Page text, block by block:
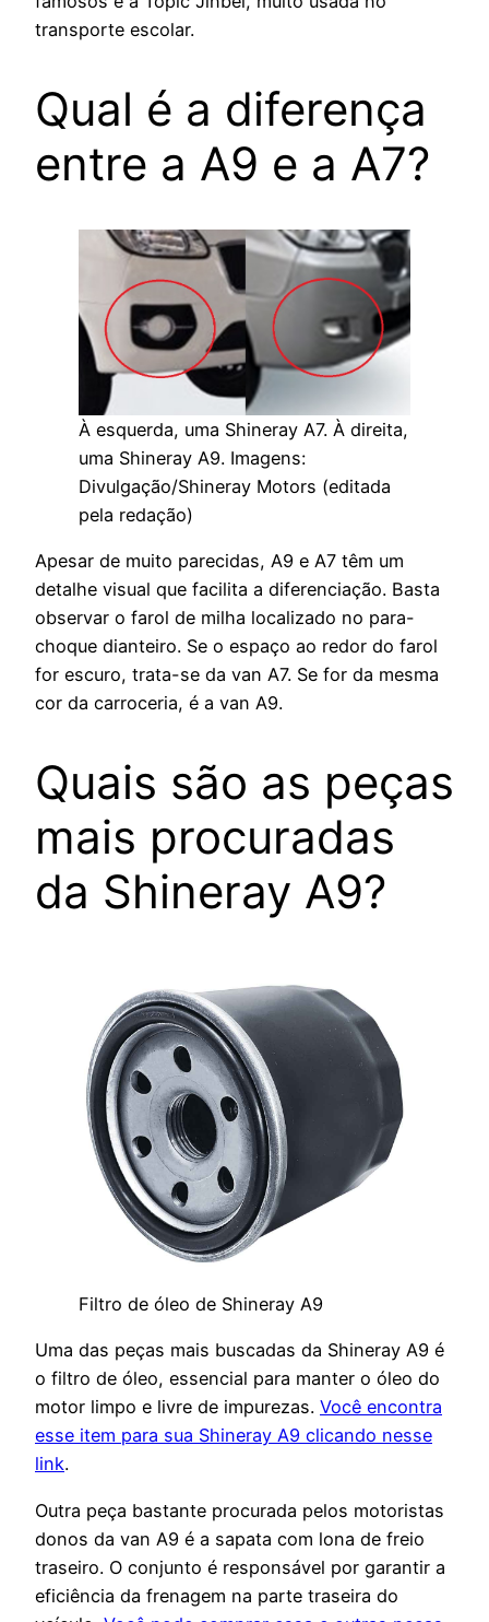
transporte escolar.
Qual é a diferença
entre a A9 e a A7?
À esquerda, uma Shineray A7. À direita,
uma Shineray A9. Imagens:
Divulgação/Shineray Motors (editada
pela redação)
Apesar de muito parecidas, A9 e A7 têm um
detalhe visual que facilita a diferenciação. Basta
observar o farol de milha localizado no para-
choque dianteiro. Se o espaço ao redor do farol
for escuro, trata-se da van A7. Se for da mesma
cor da carroceria, é a van A9.
Quais são as peças
mais procuradas
da Shineray A9?
Filtro de óleo de Shineray A9
Uma das peças mais buscadas da Shineray A9 é
o filtro de óleo, essencial para manter o óleo do
motor limpo e livre de impurezas. Você encontra
esse item para sua Shineray A9 clicando nesse
link.
Outra peça bastante procurada pelos motoristas
donos da van A9 é a sapata com lona de freio
traseiro. O conjunto é responsável por garantir a
eficiência da frenagem na parte traseira do